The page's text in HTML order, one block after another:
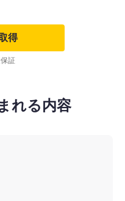
得
証
れる内容